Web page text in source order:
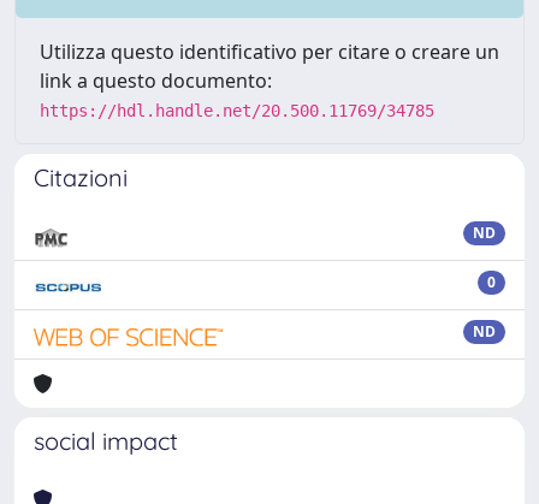
Utilizza questo identificativo per citare o creare un
link a questo documento:
https://hdl.handle.net/20.500.11769/34785
Citazioni
ND
0
ND
social impact